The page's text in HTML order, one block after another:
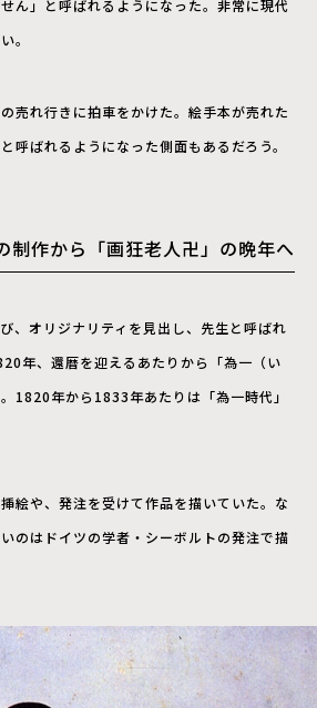
ん」と呼ばれるようになった。非常に現代
。
売れ行きに拍車をかけた。絵手本が売れた
呼ばれるようになった側面もあるだろう。
制作から「画狂老人卍」の晩年へ
、オリジナリティを見出し、先生と呼ばれ
年、還暦を迎えるあたりから「為一（い
1820年から1833年あたりは「為一時代」
絵や、発注を受けて作品を描いていた。な
のはドイツの学者・シーボルトの発注で描